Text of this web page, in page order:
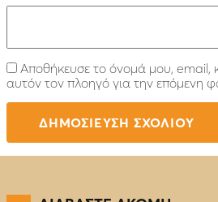
Αποθήκευσε το όνομά μου, email,
αυτόν τον πλοηγό για την επόμενη